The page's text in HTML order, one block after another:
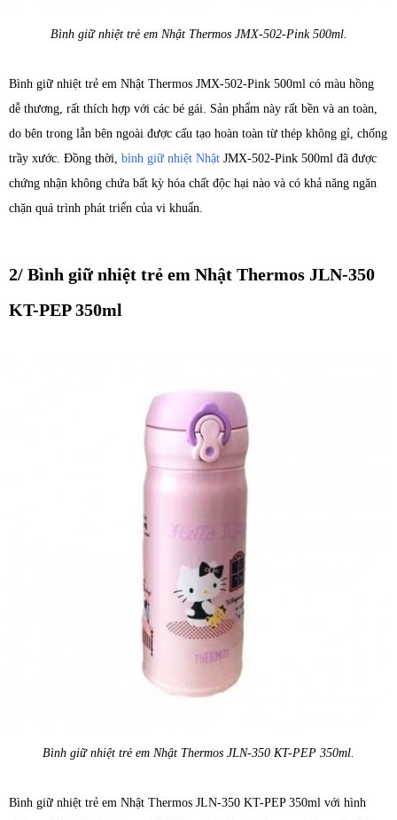
Bình giữ nhiệt trẻ em Nhật Thermos JMX-502-Pink 500ml.
Bình giữ nhiệt trẻ em Nhật Thermos JMX-502-Pink 500ml có màu hồng
dễ thương, rất thích hợp với các bé gái. Sản phẩm này rất bền và an toàn,
do bên trong lẫn bên ngoài được cấu tạo hoàn toàn từ thép không gỉ, chống
trầy xước. Đồng thời, bình giữ nhiệt Nhật JMX-502-Pink 500ml đã được
chứng nhận không chứa bất kỳ hóa chất độc hại nào và có khả năng ngăn
chặn quá trình phát triển của vi khuẩn.
2/ Bình giữ nhiệt trẻ em Nhật Thermos JLN-350
KT-PEP 350ml
Bình giữ nhiệt trẻ em Nhật Thermos JLN-350 KT-PEP 350ml.
Bình giữ nhiệt trẻ em Nhật Thermos JLN-350 KT-PEP 350ml với hình